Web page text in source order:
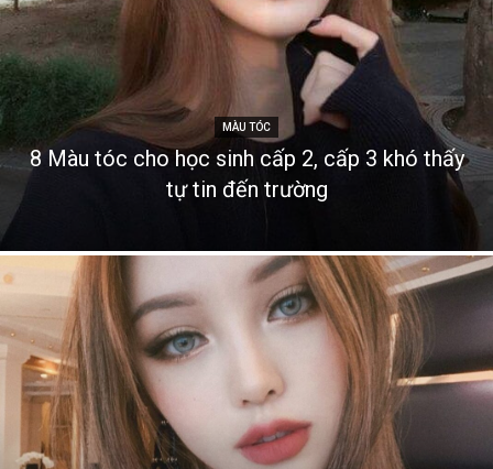
MÀU TÓC
8 Màu tóc cho học sinh cấp 2, cấp 3 khó thấy
tự tin đến trường